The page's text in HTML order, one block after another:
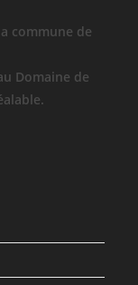
commune de
Domaine de